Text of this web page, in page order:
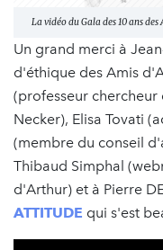
La vidéo du Gala des 10 ans
Un grand merci à
d'éthique des Amis
(professeur
Necker), Elisa Tovati
(membre du conseil
Thibaud Simphal
d'Arthur) et à Pierre
ATTITUDE qui s'est